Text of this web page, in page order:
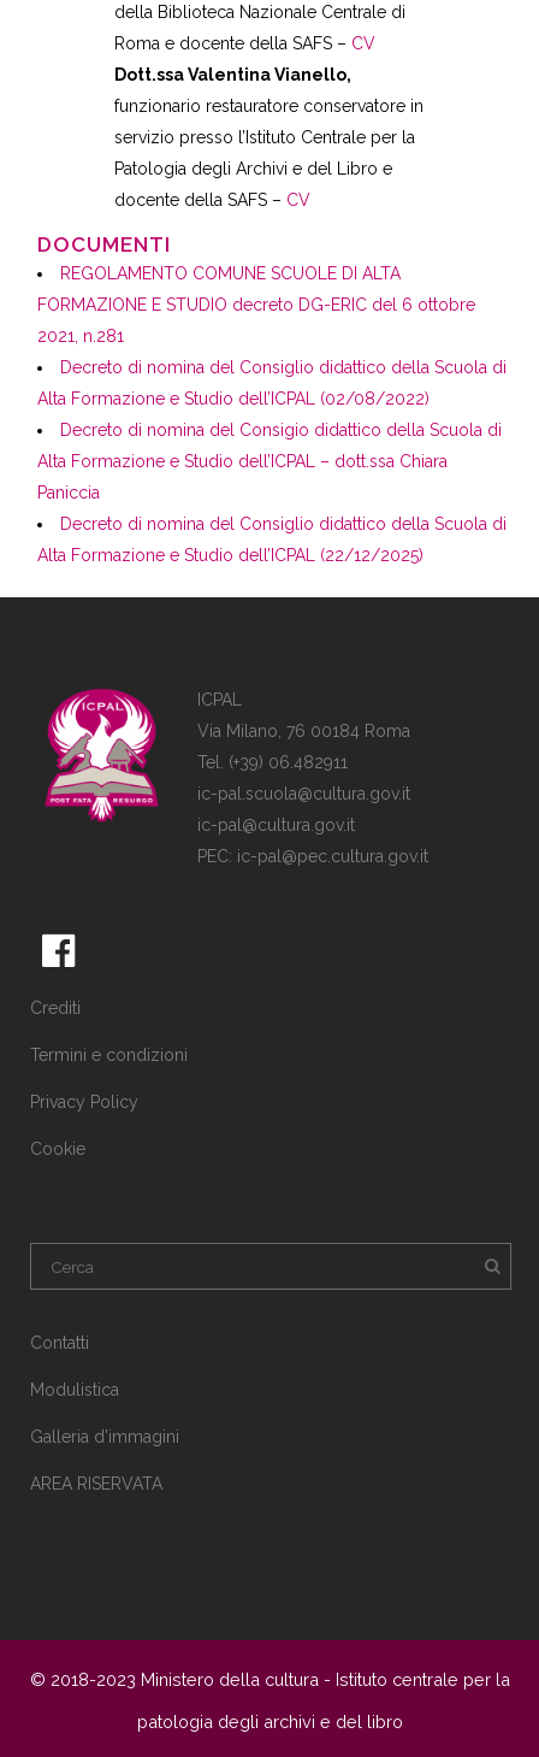
della Biblioteca Nazionale Centrale di
Roma e docente della SAFS – CV
Dott.ssa Valentina Vianello,
funzionario restauratore conservatore in
servizio presso l’Istituto Centrale per la
Patologia degli Archivi e del Libro e
docente della SAFS – CV
DOCUMENTI
REGOLAMENTO COMUNE SCUOLE DI ALTA
FORMAZIONE E STUDIO decreto DG-ERIC del 6 ottobre
2021, n.281
Decreto di nomina del Consiglio didattico della Scuola di
Alta Formazione e Studio dell’ICPAL (02/08/2022)
Decreto di nomina del Consigio didattico della Scuola di
Alta Formazione e Studio dell’ICPAL – dott.ssa Chiara
Paniccia
Decreto di nomina del Consiglio didattico della Scuola di
Alta Formazione e Studio dell’ICPAL (22/12/2025)
ICPAL
Via Milano, 76 00184 Roma
Tel. (+39) 06.482911
ic-pal.scuola@cultura.gov.it
ic-pal@cultura.gov.it
PEC: ic-pal@pec.cultura.gov.it
Crediti
Termini e condizioni
Privacy Policy
Cookie
Contatti
Modulistica
Galleria d’immagini
AREA RISERVATA
© 2018-2023 Ministero della cultura - Istituto centrale per la
patologia degli archivi e del libro